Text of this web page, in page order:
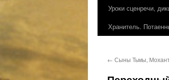
Уроки сценречи,
Хранитель.
← Сыны Тьмы,